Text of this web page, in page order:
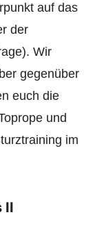
auf das
der
Wir
gegenüber
euch die
und
im
II